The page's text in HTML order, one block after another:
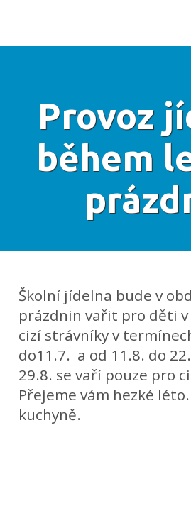
Provoz
během
Školní jídelna bude v
prázdnin vařit pro děti v
cizí strávníky v
do11.7. a od 11.8. do
29.8. se vaří pouze pro
Přejeme vám hezké
kuchyně.